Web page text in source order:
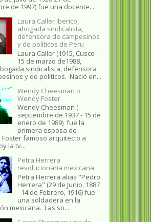
de 1997) fue una docente...
Laura Caller Iberico,
abogada sindicalista,
defensora de campesinos
y de políticos de Peru
Laura Caller (1915, Cusco -
15 de marzo de1988,
sindicalista, defensora
y de políticos. Nació en...
Wendy Cheesman o
Wendy Foster
Wendy Cheesman (
septiembre de 1937 - 15 de
enero de 1989) fue la
primera esposa de
Foster famoso arquitecto a
la tv...
Petra Herrera
revolucionaria mexicana
Petra Herrera alias "Pedro
Herrera" (29 de Junio, 1887
- 14 de Febrero, 1916) fue
una soldadera en la
mexicana. Las so...